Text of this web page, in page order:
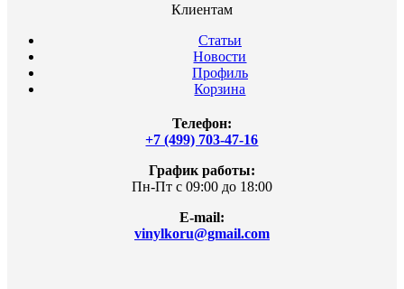
Клиентам
Статьи
Новости
Профиль
Корзина
Телефон:
+7 (499) 703-47-16
График работы:
Пн-Пт с 09:00 до 18:00
E-mail:
vinylkoru@gmail.com